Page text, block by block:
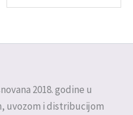
2018. godine u
uvozom i distribucijom